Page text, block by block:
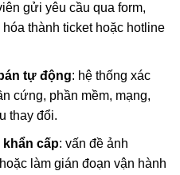
gửi yêu cầu qua form,
thành ticket hoặc hotline
tự động: hệ thống xác
cứng, phần mềm, mạng,
thay đổi.
khẩn cấp: vấn đề ảnh
làm gián đoạn vận hành